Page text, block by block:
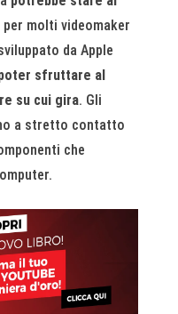
molti videomaker
da Apple
sfruttare al
su cui gira. Gli
a stretto contatto
che